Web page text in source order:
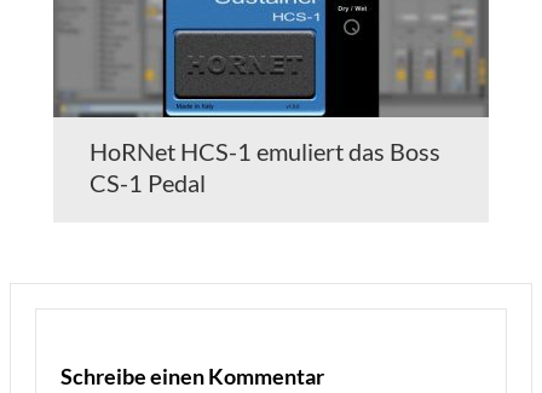
HoRNet HCS-1 emuliert das Boss
CS-1 Pedal
Schreibe einen Kommentar